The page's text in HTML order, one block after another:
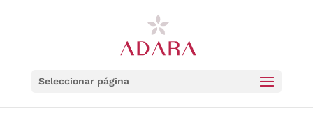
Seleccionar página